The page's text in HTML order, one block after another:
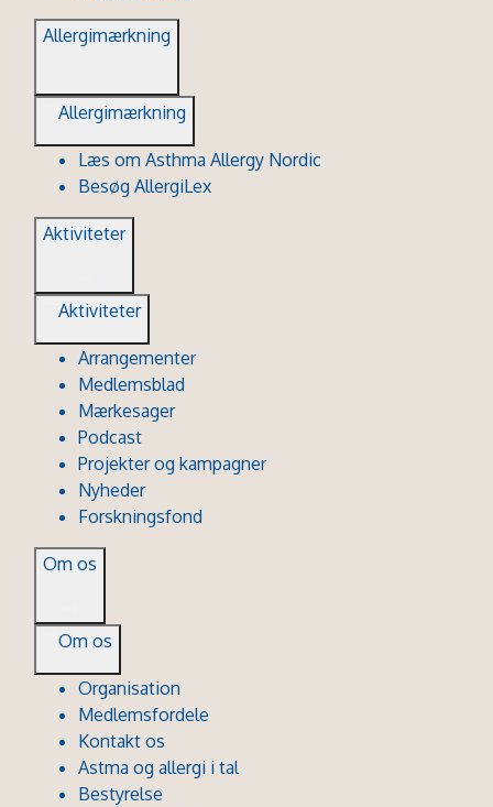
Allergimærkning
Allergimærkning
Læs om Asthma Allergy Nordic
Besøg AllergiLex
Aktiviteter
Aktiviteter
Arrangementer
Medlemsblad
Mærkesager
Podcast
Projekter og kampagner
Nyheder
Forskningsfond
Om os
Om os
Organisation
Medlemsfordele
Kontakt os
Astma og allergi i tal
Bestyrelse